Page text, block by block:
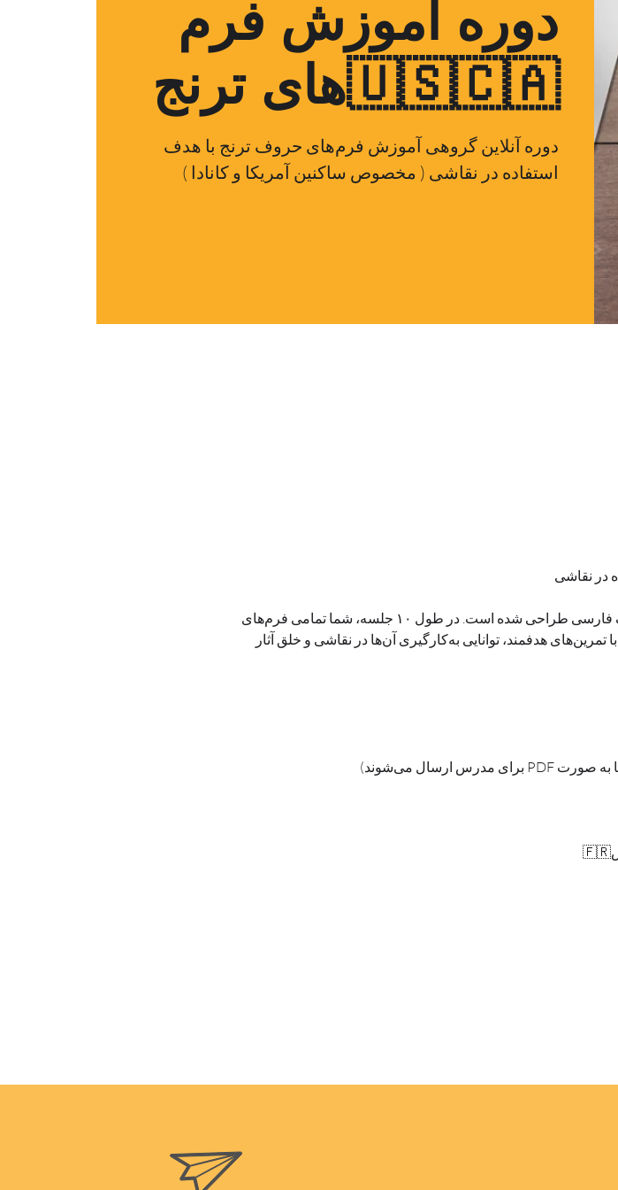
دوره آموزش فرم
های ترنج🇺🇸🇨🇦
دوره آنلاین گروهی آموزش فرم‌های حروف ترنج با هدف
استفاده در نقاشی ( مخصوص ساکنین آمریکا و کانادا )
این دوره ویژه علاقه‌مندان به هنر خط و نقاشی با الهام از حروف فارسی طراحی شده است. در طول ۱۰ جلسه، شما تمامی فرم‌های
اصلی حروف فارسی را به‌صورت گام‌به‌گام فراخواهید گرفت و با تمرین‌های هدفمند، توانایی به‌کارگیری آن‌ها در نقاشی و خلق آثار